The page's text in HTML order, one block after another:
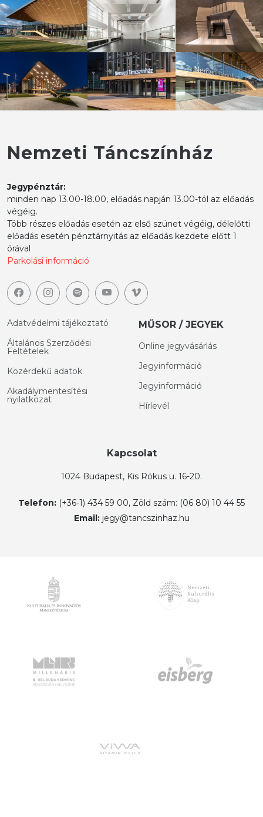
Nemzeti Táncszínház
Jegypénztár:
minden nap 13.00-18.00, előadás napján 13.00-tól az előadás
végéig.
Több részes előadás esetén az első szünet végéig, délelőtti
előadás esetén pénztárnyitás az előadás kezdete előtt 1
órával
Parkolási információ
Adatvédelmi tájékoztató
Általános Szerződési
Feltételek
Közérdekű adatok
Akadálymentesítési
nyilatkozat
MŰSOR / JEGYEK
Online jegyvásárlás
Jegyinformáció
Jegyinformáció
Hírlevél
Kapcsolat
1024 Budapest, Kis Rókus u. 16-20.
Telefon: (+36-1) 434 59 00, Zöld szám: (06 80) 10 44 55
Email: jegy@tancszinhaz.hu